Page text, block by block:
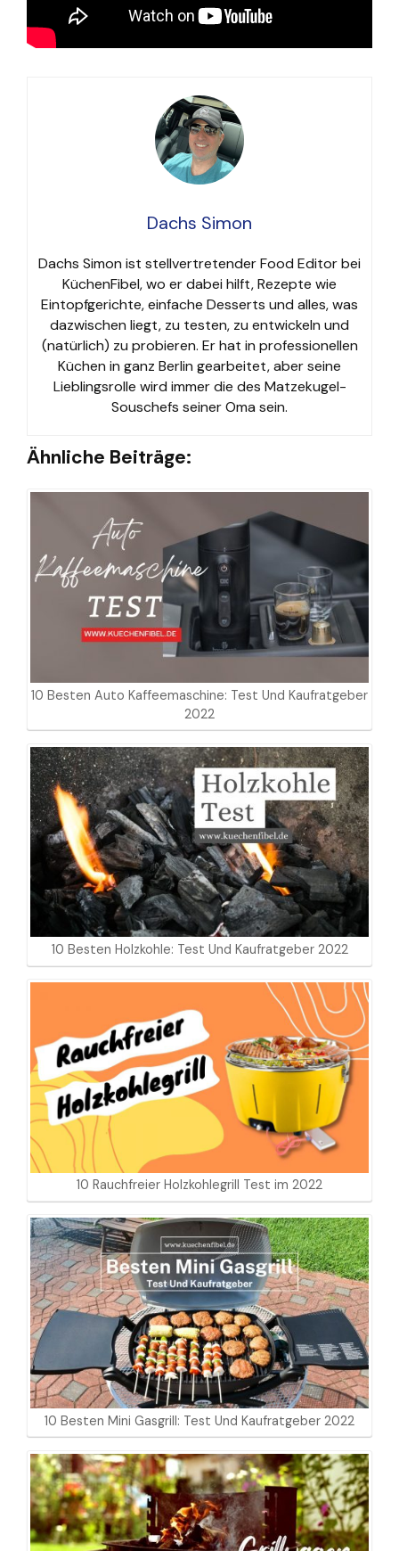
Dachs Simon
Dachs Simon ist stellvertretender Food Editor bei
KüchenFibel, wo er dabei hilft, Rezepte wie
Eintopfgerichte, einfache Desserts und alles, was
dazwischen liegt, zu testen, zu entwickeln und
(natürlich) zu probieren. Er hat in professionellen
Küchen in ganz Berlin gearbeitet, aber seine
Lieblingsrolle wird immer die des Matzekugel-
Souschefs seiner Oma sein.
Ähnliche Beiträge:
10 Besten Auto Kaffeemaschine: Test Und Kaufratgeber
2022
10 Besten Holzkohle: Test Und Kaufratgeber 2022
10 Rauchfreier Holzkohlegrill Test im 2022
10 Besten Mini Gasgrill: Test Und Kaufratgeber 2022